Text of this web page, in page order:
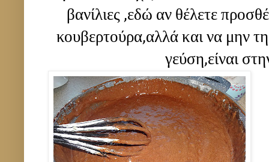
βανίλιες ,εδώ αν θέλετε
κουβερτούρα,αλλά και να μην τη
γεύση,είναι